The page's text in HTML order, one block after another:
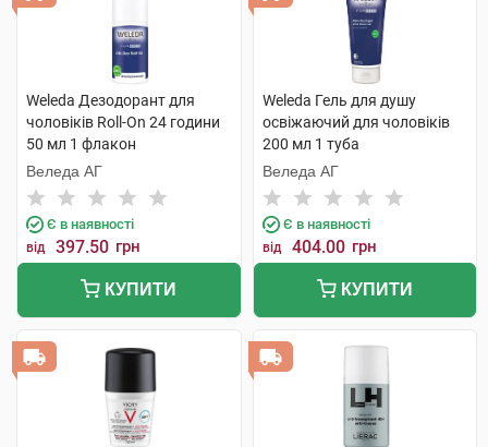
Weleda Дезодорант для
чоловіків Roll-On 24 години
50 мл 1 флакон
Веледа АГ
Є в наявності
від 397.50 грн
КУПИТИ
Weleda Гель для душу
освіжаючий для чоловіків
200 мл 1 туба
Веледа АГ
Є в наявності
від 404.00 грн
КУПИТИ